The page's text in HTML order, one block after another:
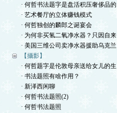
· 何哲书法题字是盘活积压奢侈品的
· 艺术餐厅的立体赚钱模式
· 何哲独创的麟郎之诞宴会
· 为何非买氢二氧净水器？只因自来
· 美国三维公司卖净水器援助乌克兰
【攝影】
· 何哲题字是伦敦母亲送给女儿的生
· 书法题照有啥作用？
· 新泽西闲聊
· 何哲书法题照(2)
· 何哲书法题照